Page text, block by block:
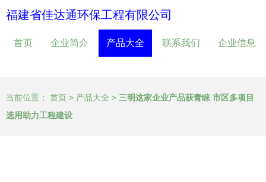
福建省佳达通环保工程有限公司
首页 企业简介 产品大全 联系我们 企业信息
当前位置： 首页 > 产品大全 > 三明这家企业产品获青睐 市区多项目
选用助力工程建设